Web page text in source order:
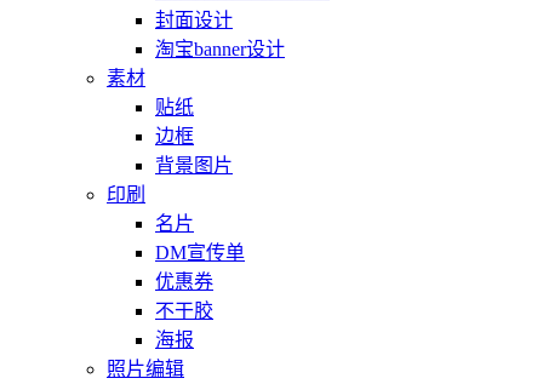
封面设计
淘宝banner设计
素材
贴纸
边框
背景图片
印刷
名片
DM宣传单
优惠券
不干胶
海报
照片编辑